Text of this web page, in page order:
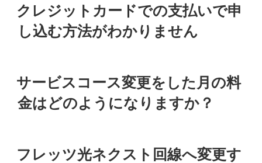
投
稿
日:
クレジットカードでの支払いで申
し込む方法がわかりません
投
稿
日:
サービスコース変更をした月の料
金はどのようになりますか？
稿
フレッツ光ネクスト回線へ変更す